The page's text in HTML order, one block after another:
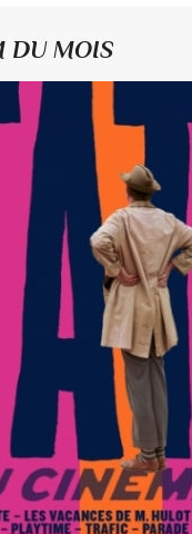
DU MOIS